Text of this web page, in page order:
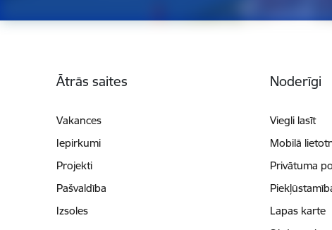
Ātrās saites
Vakances
Iepirkumi
Projekti
Pašvaldība
Izsoles
Noderīgi
Viegli lasīt
Mobilā
Privātuma
Lapas karte